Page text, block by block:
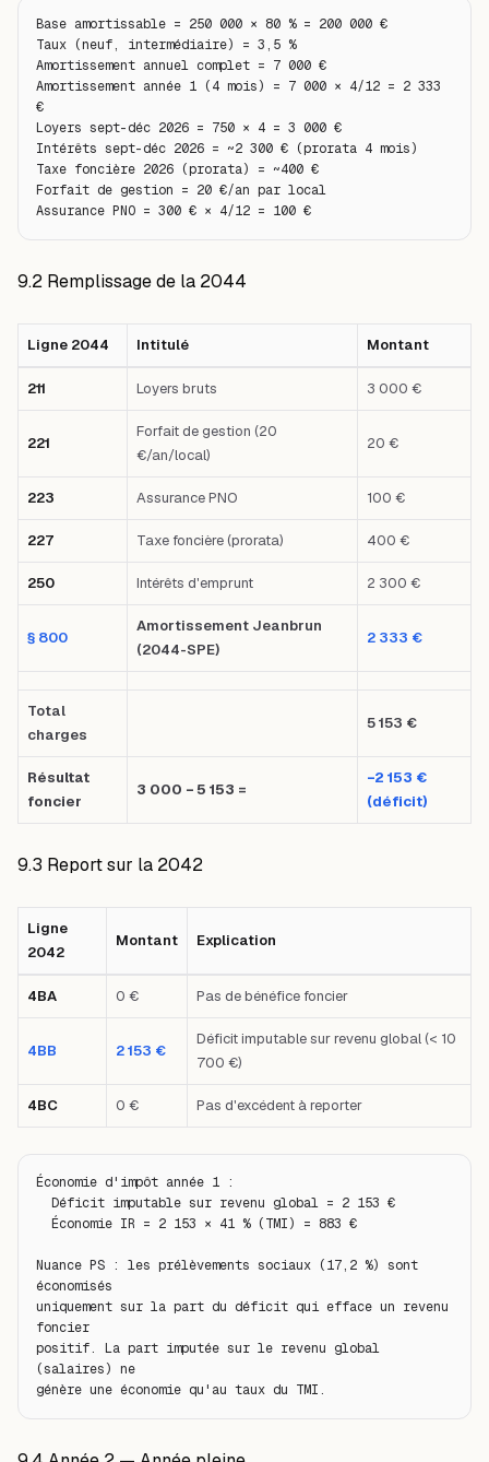
Base amortissable = 250 000 × 80 % = 200 000 €
Taux (neuf, intermédiaire) = 3,5 %
Amortissement annuel complet = 7 000 €
Amortissement année 1 (4 mois) = 7 000 × 4/12 = 2 333
€
Loyers sept-déc 2026 = 750 × 4 = 3 000 €
Intérêts sept-déc 2026 = ~2 300 € (prorata 4 mois)
Taxe foncière 2026 (prorata) = ~400 €
Forfait de gestion = 20 €/an par local
Assurance PNO = 300 € × 4/12 = 100 €
9.2 Remplissage de la 2044
Ligne 2044 Intitulé Montant
211 Loyers bruts 3 000 €
221
Forfait de gestion (20
€/an/local)
20 €
223 Assurance PNO 100 €
227 Taxe foncière (prorata) 400 €
250 Intérêts d'emprunt 2 300 €
§ 800
Amortissement Jeanbrun
(2044-SPE)
2 333 €
Total
charges
5 153 €
Résultat
foncier
3 000 − 5 153 =
−2 153 €
(déficit)
9.3 Report sur la 2042
Ligne
2042
Montant Explication
4BA 0 € Pas de bénéfice foncier
4BB 2 153 €
Déficit imputable sur revenu global (< 10
700 €)
4BC 0 € Pas d'excédent à reporter
Économie d'impôt année 1 :
Nuance PS : les prélèvements sociaux (17,2 %) sont
économisés
uniquement sur la part du déficit qui efface un revenu
foncier
positif. La part imputée sur le revenu global
(salaires) ne
génère une économie qu'au taux du TMI.